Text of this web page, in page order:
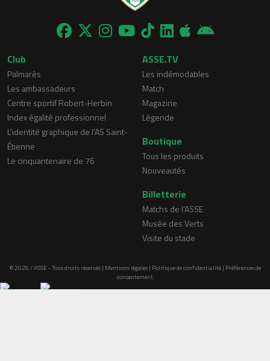
Club
Palmarès
Les ambassadeurs
Centre sportif Robert-Herbin
Index égalité professionnel
L'identité graphique de l'AS Saint-
Étienne
Le cinquantenaire de 76
ASSE.TV
Les indémodables
Match
Magazine
Légende
Boutique
Tous les produits
Nouveautés
Billetterie
Matchs de l'ASSE
Musée des Verts
Visite du stade
© 2026 / ASSE - Tous droits réservés | Mentions légales| Politique de confidentialité| Préférences de
consentement